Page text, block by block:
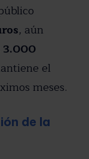
, aún
3.000
el
meses.
de la